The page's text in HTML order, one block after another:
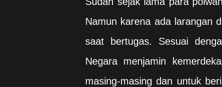
Namun karena ada larangan
saat bertugas. Sesuai
Negara menjamin
masing-masing dan untuk